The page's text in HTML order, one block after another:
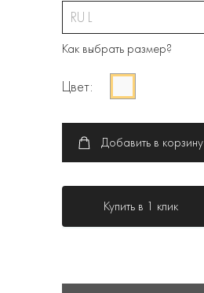
RU L
Как выбрать размер?
Цвет:
Добавить в корзину
Купить в 1 клик